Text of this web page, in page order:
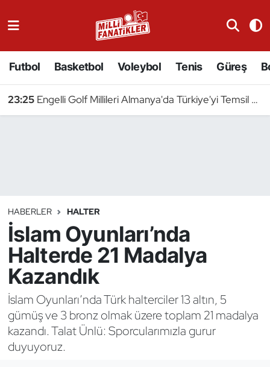
Futbol Basketbol Voleybol Tenis Güreş
23:25 Engelli Golf Millileri Almanya'da Türkiye'yi Temsil Edecek
HABERLER HALTER
İslam Oyunları’nda
Halterde 21 Madalya
Kazandık
İslam Oyunları’nda Türk halterciler 13 altın, 5
gümüş ve 3 bronz olmak üzere toplam 21 madalya
kazandı. Talat Ünlü: Sporcularımızla gurur
duyuyoruz.
Badminton
Binicilik
Bisiklet
Bocce Bowling Dart
Boks
Briç